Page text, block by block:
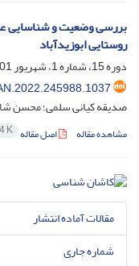
بررسی وضعیت و شناسایی
روستایی ابوزیدآباد
دوره 15، شماره 1، شهریور 1401، صفحه
صدیقه کیانی سلمی؛ محسن
مشاهده مقاله اصل مقاله K
مقالات آماده انتشار
شماره جاری